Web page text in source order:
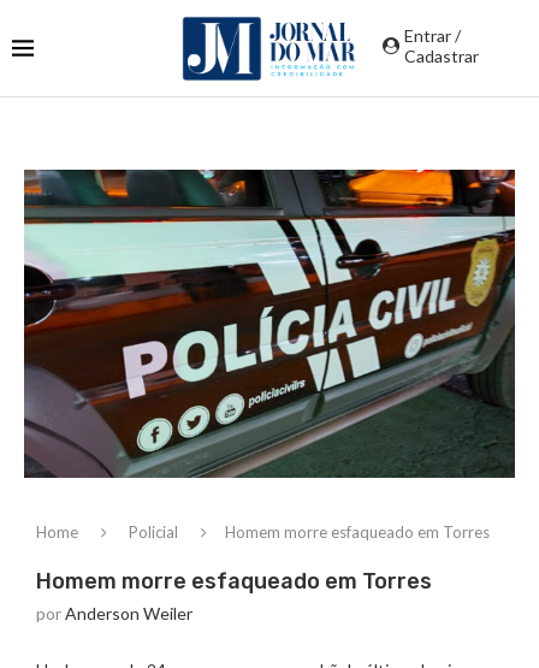
Entrar /
Cadastrar
Home Policial Homem morre esfaqueado em Torres
Homem morre esfaqueado em Torres
porAnderson Weiler